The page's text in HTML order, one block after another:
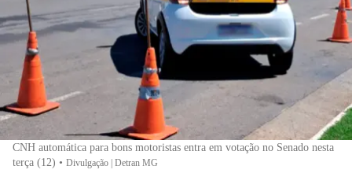
CNH automática para bons motoristas entra em votação no Senado nesta
terça (12) • Divulgação | Detran MG